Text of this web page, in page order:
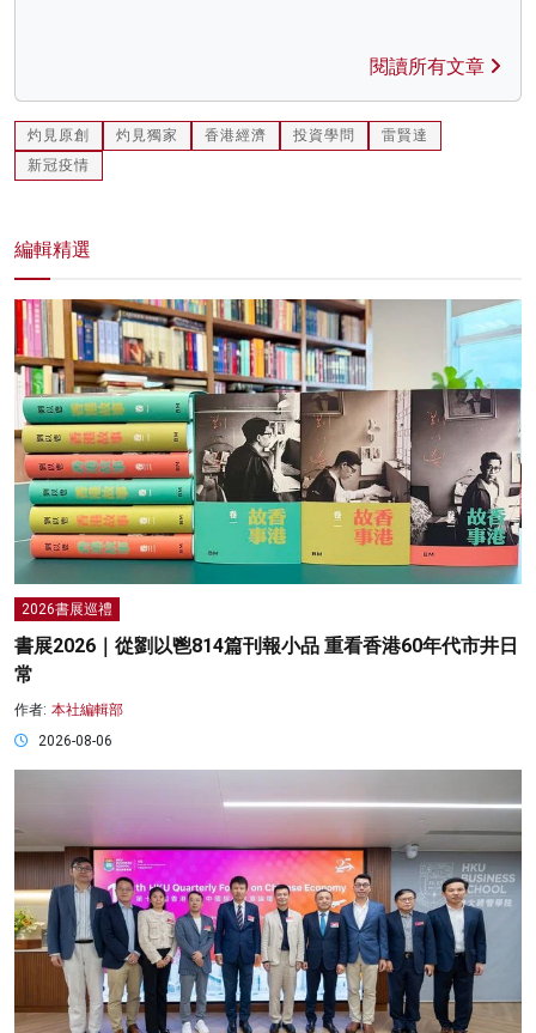
閱讀所有文章
灼見原創 灼見獨家 香港經濟 投資學問
雷賢達
新冠疫情
編輯精選
2026書展巡禮
書展2026｜從劉以鬯814篇刊報小品 重看香港60年代市井日
常
作者: 本社編輯部
2026-08-06